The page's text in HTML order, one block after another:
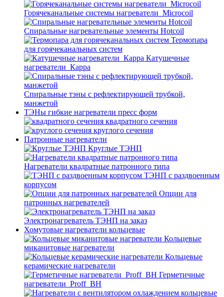
Горячеканальные системы нагреватели_Microcoil
Спиральные нагревательные элементы Hotcoil
Термопара
для горячеканальных систем
Катушечные
нагреватели_Карра
Спиральные тэны с рефлектирующей трубкой,
манжетой
ТЭНы гибкие нагреватели пресс форм
квадратного сечения
круглого сечения
Патронные нагреватели
Круглые ТЭНП
Нагреватели квадратные патронного типа
ТЭНП с раздвоенным
корпусом
Опции для
патронных нагревателей
Электронагреватель ТЭНП на заказ
Хомутовые нагреватели кольцевые
Кольцевые
миканитовые нагреватели
Кольцевые
керамические нагреватели
Герметичные
нагреватели_Proff_BH